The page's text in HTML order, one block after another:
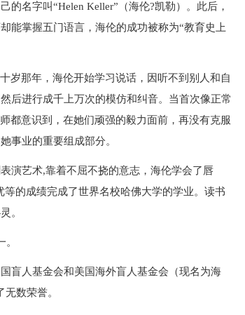
名字叫“Helen Keller”（海伦?凯勒）。此后，
能掌握五门语言，海伦的成功被称为“教育史上
岁那年，海伦开始学习说话，因听不到别人和自
后进行成千上万次的模仿和纠音。当首次像正常
都意识到，在她们顽强的毅力面前，再没有克服
事业的重要组成部分。
演艺术,靠着不屈不挠的意志，海伦学会了唇
的成绩完成了世界名校哈佛大学的学业。读书
。
盲人基金会和美国海外盲人基金会（现名为海
数荣誉。